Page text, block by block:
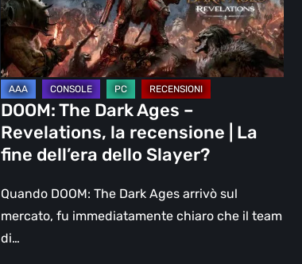
Revelations,
la
recensione
|
La
fine
dell’era
dello
Slayer?
DOOM: The Dark Ages –
Revelations, la recensione | La
fine dell’era dello Slayer?
Quando DOOM: The Dark Ages arrivò sul
mercato, fu immediatamente chiaro che il team
di…